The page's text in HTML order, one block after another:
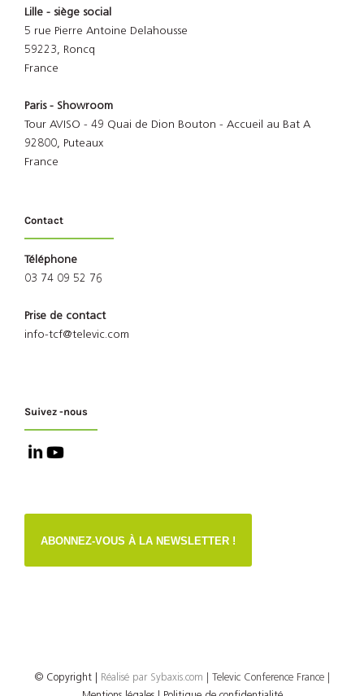
Lille - siège social
5 rue Pierre Antoine Delahousse
59223, Roncq
France
Paris - Showroom
Tour AVISO - 49 Quai de Dion Bouton - Accueil au Bat A
92800, Puteaux
France
Contact
Téléphone
03 74 09 52 76
Prise de contact
info-tcf@televic.com
Suivez -nous
ABONNEZ-VOUS À LA NEWSLETTER !
© Copyright Réalisé par Sybaxis.com | Televic Conference France |